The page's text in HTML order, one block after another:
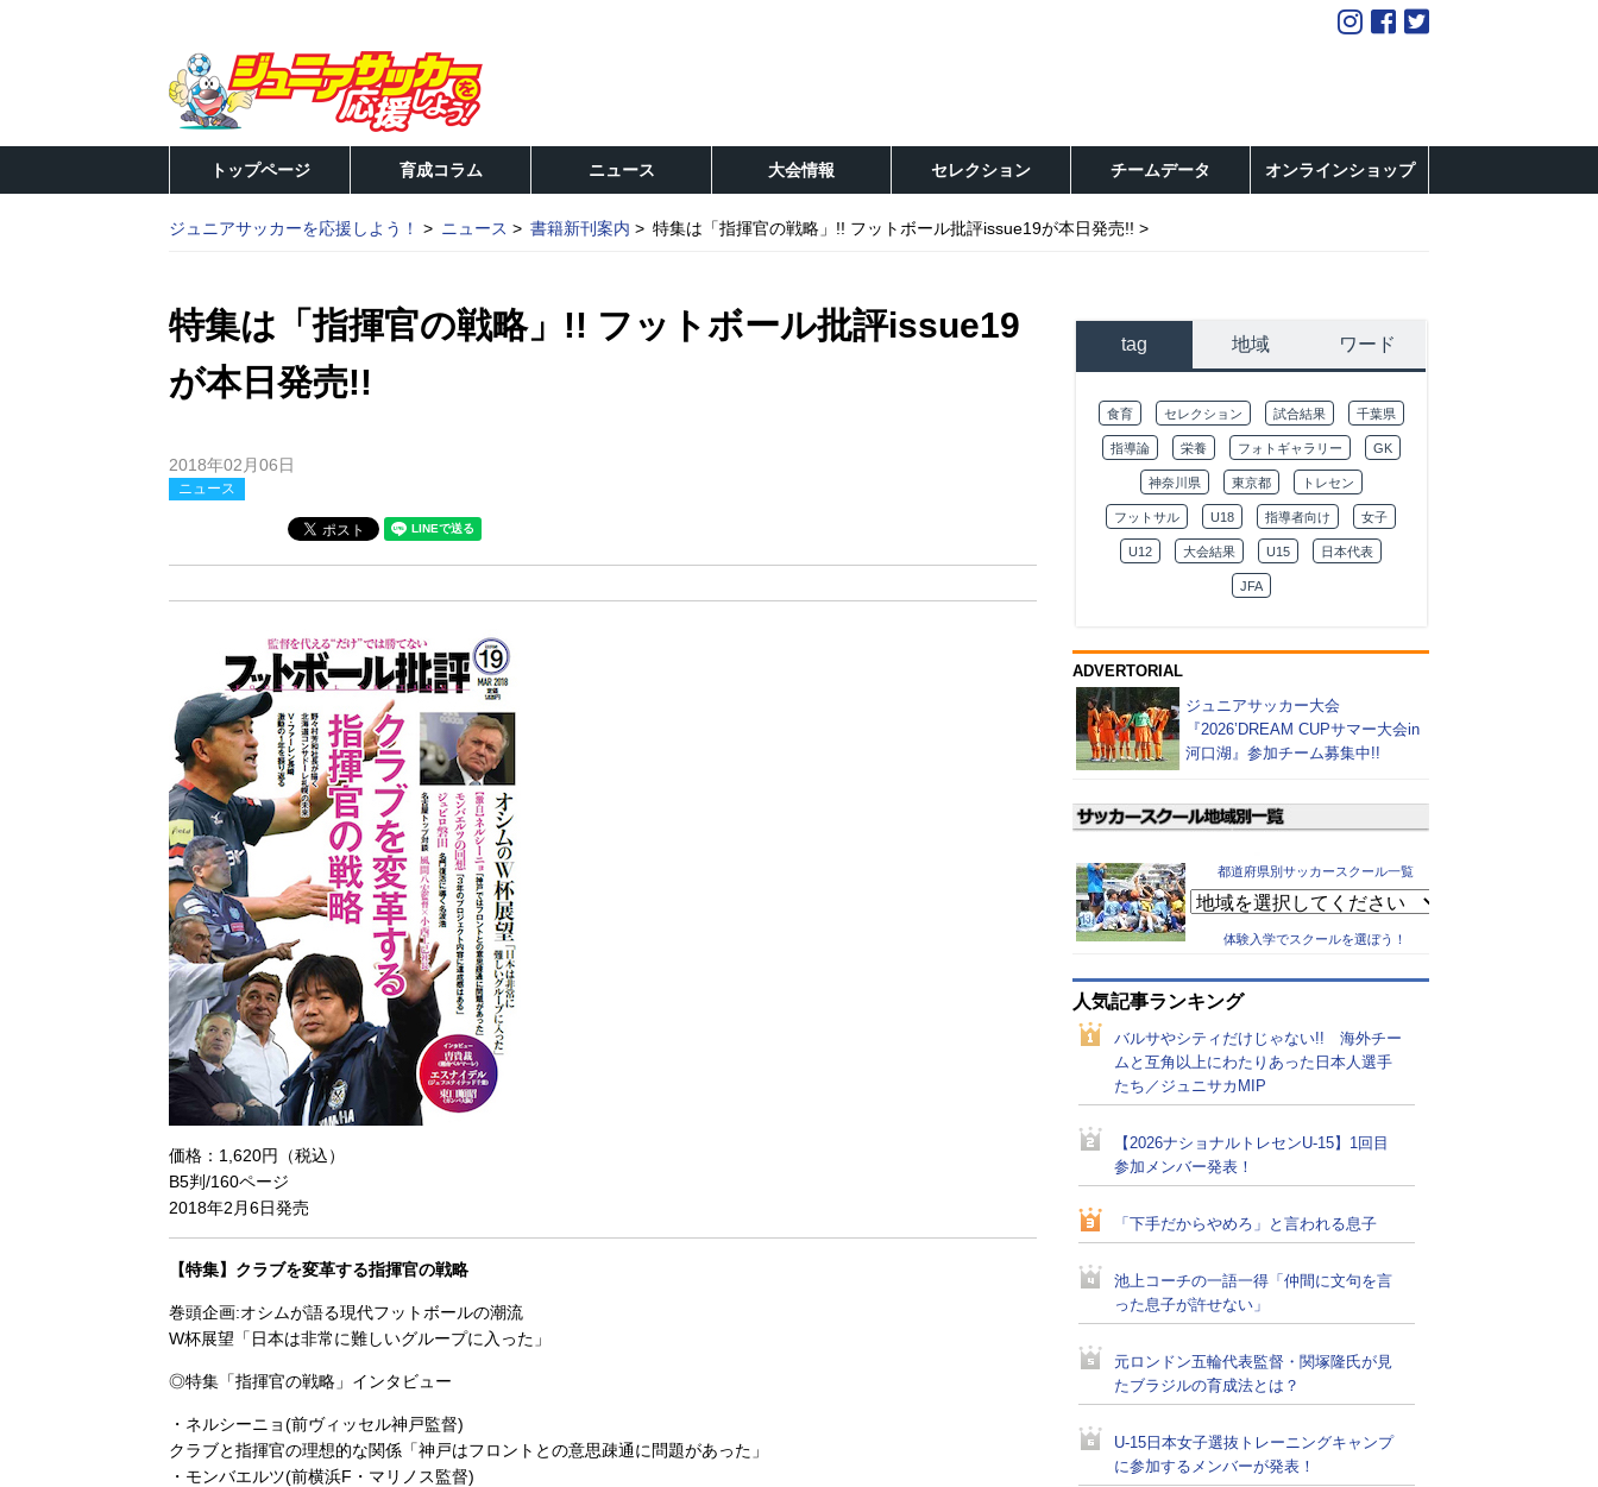
トップページ 育成コラム ニュース 大会情報 セレクション チームデータ オンラインショップ
ジュニアサッカーを応援しよう！ ニュース 書籍新刊案内 特集は「指揮官の戦略」!! フットボール批評issue19が本日発売!!
特集は「指揮官の戦略」!! フットボール批評issue19
が本日発売!!
2018年02月06日
ニュース
価格：1,620円（税込）
B5判/160ページ
2018年2月6日発売
【特集】クラブを変革する指揮官の戦略
巻頭企画:オシムが語る現代フットボールの潮流
W杯展望「日本は非常に難しいグループに入った」
◎特集「指揮官の戦略」インタビュー
・ネルシーニョ(前ヴィッセル神戸監督)
クラブと指揮官の理想的な関係「神戸はフロントとの意思疎通に問題があった」
・モンバエルツ(前横浜F・マリノス監督)
tag 地域 ワード
食育 セレクション 試合結果 千葉県
指導論 栄養 フォトギャラリー GK
神奈川県 東京都 トレセン
フットサル U18 指導者向け 女子
U12 大会結果 U15 日本代表
JFA
ADVERTORIAL
ジュニアサッカー大会
『2026’DREAM CUPサマー大会in
河口湖』参加チーム募集中!!
都道府県別サッカースクール一覧
体験入学でスクールを選ぼう！
人気記事ランキング
バルサやシティだけじゃない!! 海外チー
ムと互角以上にわたりあった日本人選手
たち／ジュニサカMIP
【2026ナショナルトレセンU-15】1回目
参加メンバー発表！
「下手だからやめろ」と言われる息子
池上コーチの一語一得「仲間に文句を言
った息子が許せない」
元ロンドン五輪代表監督・関塚隆氏が見
たブラジルの育成法とは？
U-15日本女子選抜トレーニングキャンプ
に参加するメンバーが発表！